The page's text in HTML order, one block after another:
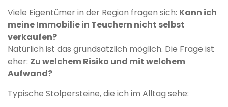
Viele Eigentümer in der Region fragen sich: Kann ich
meine Immobilie in Teuchern nicht selbst
verkaufen?
Natürlich ist das grundsätzlich möglich. Die Frage ist
eher: Zu welchem Risiko und mit welchem
Aufwand?
Typische Stolpersteine, die ich im Alltag sehe: